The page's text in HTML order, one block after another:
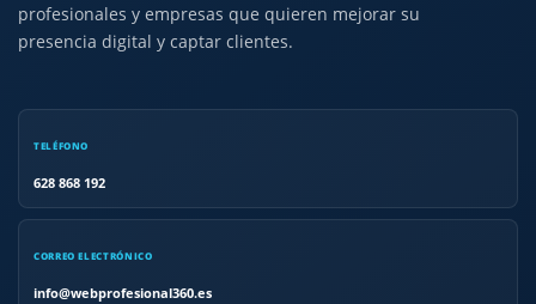
profesionales y empresas que quieren mejorar su
presencia digital y captar clientes.
TELÉFONO
628 868 192
CORREO ELECTRÓNICO
info@webprofesional360.es